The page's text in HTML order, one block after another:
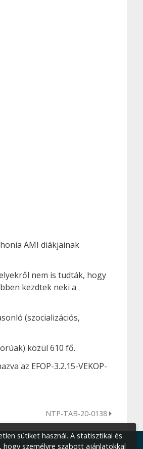
AMI diákjainak
nem is tudták, hogy
kezdtek neki a
(szocializációs,
közül 610 fő.
az EFOP-3.2.15-VEKOP-
NTP-TAB-20-0138
sütiket használ. A statisztikai és
személyre szabott ajánlatokkal